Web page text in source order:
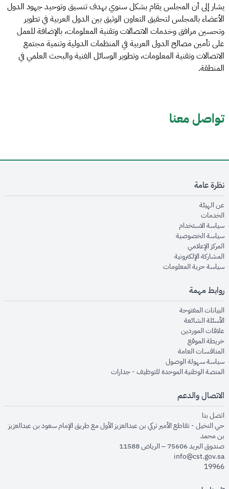
يشار إلى أن المجلس يقام بشكل سنوي بهدف تنسيق وتوحيد جهود الدول
الأعضاء بالمجلس لتحقيق التعاون الوثيق بين الدول العربية في تطوير
وتحسين مرافق وخدمات الاتصالات وتقنية المعلومات، بالإضافة للعمل
على تأمين مصالح الدول العربية في المنظمات الدولية وتنمية مجتمع
الاتصالات وتقنية المعلومات، وتطوير الوسائل الفنية والبحث العلمي في
المنطقة.
تواصل معنا
نظرة عامة
عن الهيئةopens in new window
الخدماتopens in new window
سياسة الاستخدامopens in new window
سياسة الخصوصيةopens in new window
المركز الإعلاميopens in new window
المشاركة الإلكترونيةopens in new window
سياسة حرية المعلوماتopens in new window
روابط مهمة
البيانات المفتوحةopens in new window
الأسئلة الشائعةopens in new window
علاقات الموردينopens in new window
خريطة الموقعopens in new window
المنافسات العامةopens in new window
سياسة سهولة الوصولopens in new window
المنصة الوطنية الموحدة للتوظيف - جداراتopens in new window
الاتصال والدعم
اتصل بنا
حي النخيل - تقاطع الأمير تركي بن عبدالعزيز الأول مع طريق الإمام سعود بن عبدالعزيز
بن محمد
صندوق البريد 75606 – الرياض 11588
info@cst.gov.sa
19966